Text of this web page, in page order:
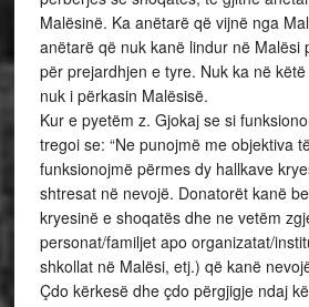
Malësinë. Ka anëtarë që vijnë nga
anëtarë që nuk kanë lindur në Malësi
për prejardhjen e tyre. Nuk ka në
nuk i përkasin Malësisë.
Kur e pyetëm z. Gjokaj se si
tregoi se: “Ne punojmë me objektiva
funksionojmë përmes dy hallkave
shtresat në nevojë. Donatorët kanë
kryesinë e shoqatës dhe ne vetëm
personat/familjet apo organizatat/
shkollat në Malësi, etj.) që kanë
Çdo kërkesë dhe çdo përgjigje ndaj